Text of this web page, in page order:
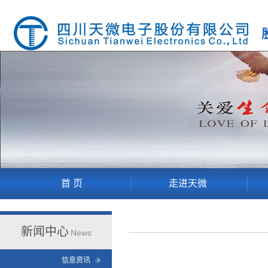
首 页 走进天微
新闻中心 News
信息资讯